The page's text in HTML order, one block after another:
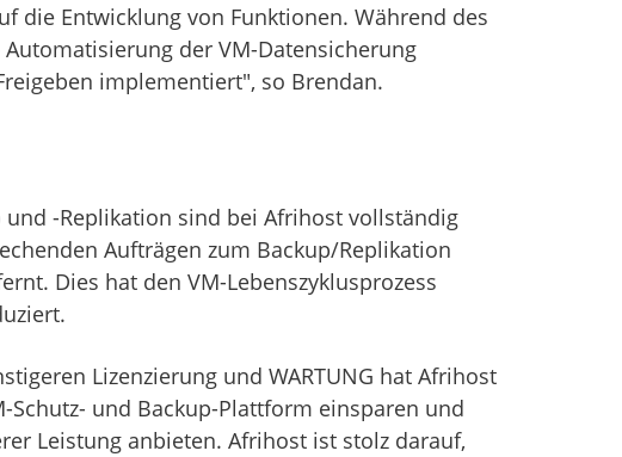
die Entwicklung von Funktionen. Während des
der VM-Datensicherung
implementiert", so Brendan.
und -Replikation sind bei Afrihost vollständig
Aufträgen zum Backup/Replikation
Dies hat den VM-Lebenszyklusprozess
Lizenzierung und WARTUNG hat Afrihost
und Backup-Plattform einsparen und
Leistung anbieten. Afrihost ist stolz darauf,